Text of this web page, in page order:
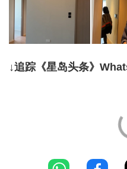
↓追踪《星岛头条》